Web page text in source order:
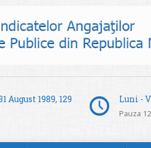
August 1989, 129 Luni -
Pauza